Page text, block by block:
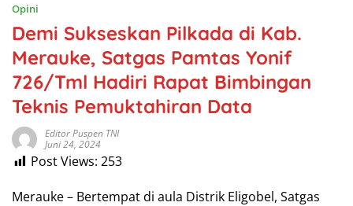
Opini
Demi Sukseskan Pilkada di Kab.
Merauke, Satgas Pamtas Yonif
726/Tml Hadiri Rapat Bimbingan
Teknis Pemuktahiran Data
Editor Puspen TNI
Juni 24, 2024
Post Views: 253
Merauke – Bertempat di aula Distrik Eligobel, Satgas